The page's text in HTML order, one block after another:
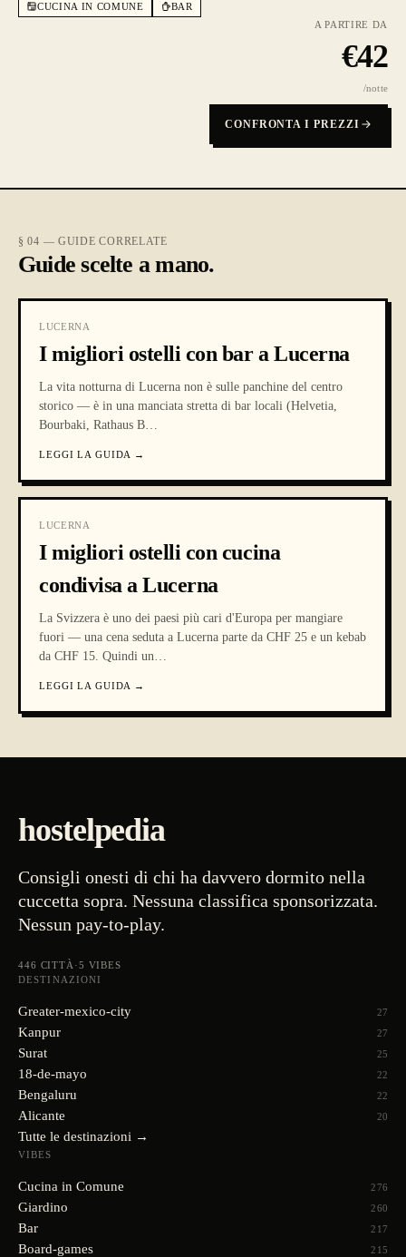
CUCINA IN COMUNE
BAR
A PARTIRE DA
€42
/notte
CONFRONTA I PREZZI
§ 04 — GUIDE CORRELATE
Guide scelte a mano.
LUCERNA
I migliori ostelli con bar a Lucerna
La vita notturna di Lucerna non è sulle panchine del centro
storico — è in una manciata stretta di bar locali (Helvetia,
Bourbaki, Rathaus B…
LEGGI LA GUIDA →
LUCERNA
I migliori ostelli con cucina
condivisa a Lucerna
La Svizzera è uno dei paesi più cari d'Europa per mangiare
fuori — una cena seduta a Lucerna parte da CHF 25 e un kebab
da CHF 15. Quindi un…
LEGGI LA GUIDA →
hostelpedia
Consigli onesti di chi ha davvero dormito nella
cuccetta sopra. Nessuna classifica sponsorizzata.
Nessun pay-to-play.
446 CITTÀ ·5 VIBES
DESTINAZIONI
Greater-mexico-city 27
Kanpur 27
Surat 25
18-de-mayo 22
Bengaluru 22
Alicante 20
Tutte le destinazioni →
VIBES
Cucina in Comune 276
Giardino 260
Bar 217
Board-games 215